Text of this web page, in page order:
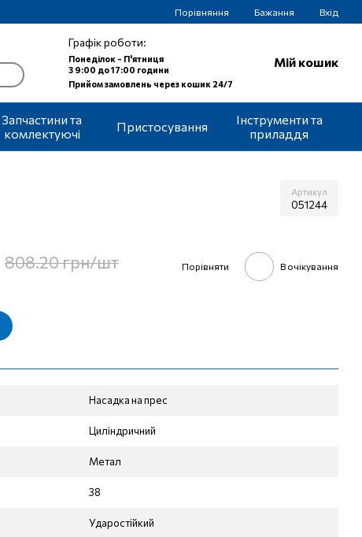
Порівняння Бажання Вхід
Графік роботи:
Понеділок - П'ятниця
З 9:00 до 17:00 години
Прийом замовлень через кошик 24/7
Мій кошик
Запчастини та
комлектуючі
Пристосування
Інструменти та
приладдя
Артикул
051244
808.20 грн/шт Порівняти В очікування
Насадка на прес
Циліндричний
Метал
38
Ударостійкий